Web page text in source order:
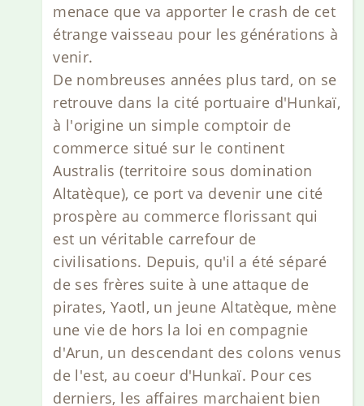
menace que va apporter le crash de cet
étrange vaisseau pour les générations à
venir.
De nombreuses années plus tard, on se
retrouve dans la cité portuaire d'Hunkaï,
à l'origine un simple comptoir de
commerce situé sur le continent
Australis (territoire sous domination
Altatèque), ce port va devenir une cité
prospère au commerce florissant qui
est un véritable carrefour de
civilisations. Depuis, qu'il a été séparé
de ses frères suite à une attaque de
pirates, Yaotl, un jeune Altatèque, mène
une vie de hors la loi en compagnie
d'Arun, un descendant des colons venus
de l'est, au coeur d'Hunkaï. Pour ces
derniers, les affaires marchaient bien